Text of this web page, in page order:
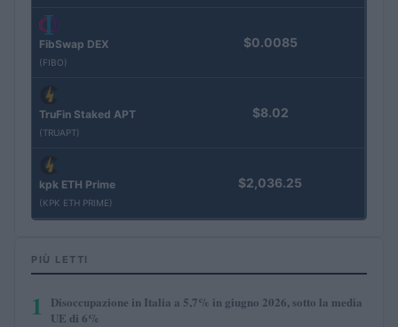
FibSwap DEX
(FIBO)
$0.0085
TruFin Staked APT
(TRUAPT)
$8.02
kpk ETH Prime
(KPK ETH PRIME)
$2,036.25
PIÙ LETTI
1
Disoccupazione in Italia a 5,7% in giugno 2026, sotto la media
UE di 6%